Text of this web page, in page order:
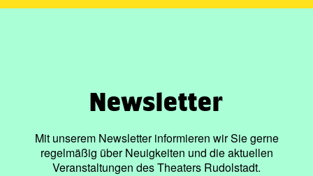
Newsletter
Mit unserem Newsletter informieren wir Sie gerne
regelmäßig über Neuigkeiten und die aktuellen
Veranstaltungen des Theaters Rudolstadt.